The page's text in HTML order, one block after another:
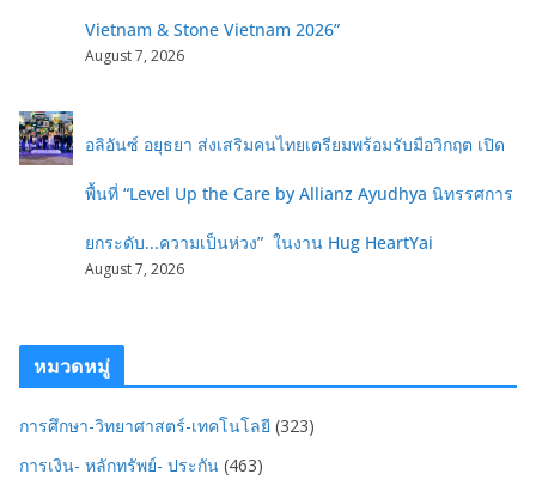
Vietnam & Stone Vietnam 2026”
August 7, 2026
อลิอันซ์ อยุธยา ส่งเสริมคนไทยเตรียมพร้อมรับมือวิกฤต เปิด
พื้นที่ “Level Up the Care by Allianz Ayudhya นิทรรศการ
ยกระดับ...ความเป็นห่วง” ในงาน Hug HeartYai
August 7, 2026
หมวดหมู่
การศึกษา-วิทยาศาสตร์-เทคโนโลยี (323)
การเงิน- หลักทรัพย์- ประกัน (463)